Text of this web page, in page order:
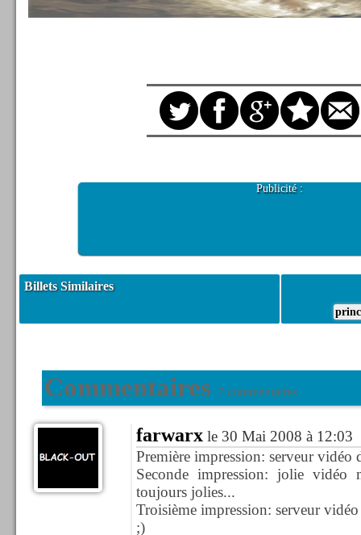
Publicité :
Billets Similaires
Commentaires 7 commentaires
farwarxle 30 Mai 2008 à 12:03
Première impression: serveur
Seconde impression: jolie vidéo
toujours jolies...
Troisième impression: serveur
;)